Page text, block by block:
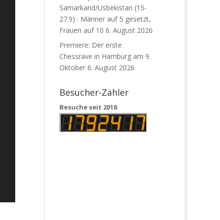
Samarkand/Usbekistan (15-
27.9) : Männer auf 5 gesetzt,
Frauen auf 10 6. August 2026
Premiere: Der erste
Chessrave in Hamburg am 9.
Oktober 6. August 2026
Besucher-Zähler
Besuche seit 2018